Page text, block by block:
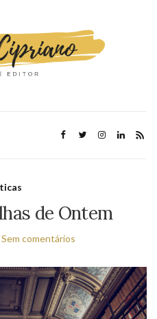
de Ontem
Sem comentários